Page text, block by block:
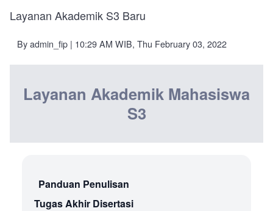
Menu
Layanan Akademik S3 Baru
Byadmin_fip | 10:29 AM WIB, Thu February 03, 2022
Layanan Akademik Mahasiswa
S3
Panduan Penulisan
Tugas Akhir Disertasi